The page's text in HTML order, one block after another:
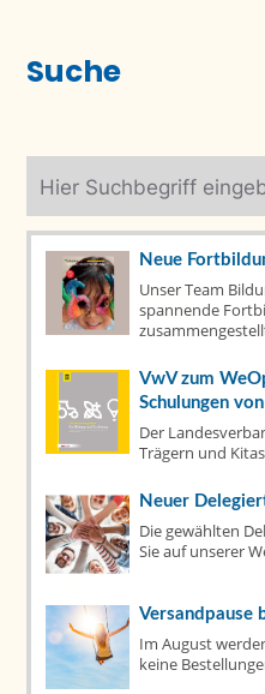
Suche
Kategorien
Aktuelles (79)
Fachtage
Publikationen (14)
Tacheles
Top News
Neue
Unser Team
spannende
VwV zum
Schulungen
Der
Trägern und
Neuer
Die gewählten
Sie auf unserer
Versandpause
Im August
keine